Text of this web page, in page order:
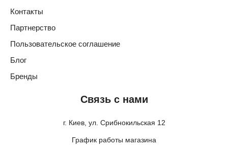
Связь с нами
г. Киев, ул. Срибнокильская 12
График работы магазина
Контакты
Партнерство
Пользовательское соглашение
Блог
Бренды